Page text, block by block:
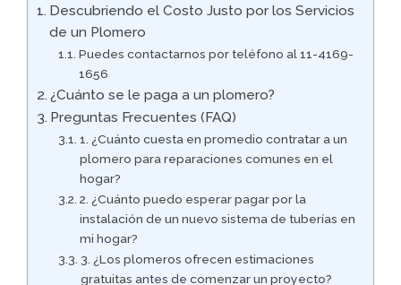
Descubriendo el Costo Justo por los Servicios
de un Plomero
Puedes contactarnos por teléfono al 11-4169-
1656
¿Cuánto se le paga a un plomero?
Preguntas Frecuentes (FAQ)
1. ¿Cuánto cuesta en promedio contratar a un
plomero para reparaciones comunes en el
hogar?
2. ¿Cuánto puedo esperar pagar por la
instalación de un nuevo sistema de tuberías en
mi hogar?
3. ¿Los plomeros ofrecen estimaciones
gratuitas antes de comenzar un proyecto?